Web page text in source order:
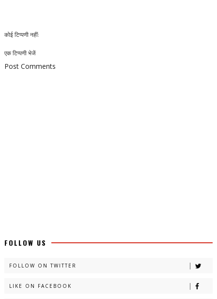
कोई टिप्पणी नहीं:
एक टिप्पणी भेजें
Post Comments
FOLLOW US
FOLLOW ON TWITTER
LIKE ON FACEBOOK